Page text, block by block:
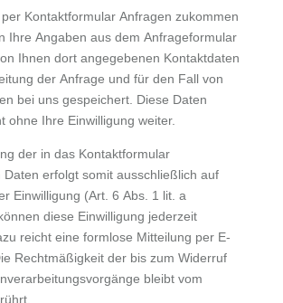
Kontaktformular Anfragen zukommen
Ihre Angaben aus dem Anfrageformular
Ihnen dort angegebenen Kontaktdaten
der Anfrage und für den Fall von
bei uns gespeichert. Diese Daten
ohne Ihre Einwilligung weiter.
der in das Kontaktformular
Daten erfolgt somit ausschließlich auf
Einwilligung (Art. 6 Abs. 1 lit. a
diese Einwilligung jederzeit
reicht eine formlose Mitteilung per E-
Rechtmäßigkeit der bis zum Widerruf
bleibt vom